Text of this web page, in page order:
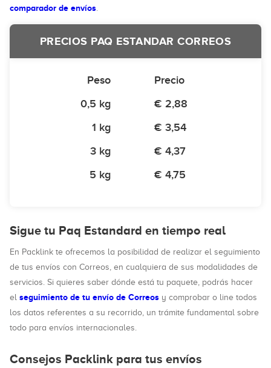
comparador de envíos.
PRECIOS PAQ ESTANDAR CORREOS
Peso
Precio
0,5 kg
€ 2,88
1 kg
€ 3,54
3 kg
€ 4,37
5 kg
€ 4,75
Sigue tu Paq Estandard en tiempo real
En Packlink te ofrecemos la posibilidad de realizar el seguimiento
de tus envíos con Correos, en cualquiera de sus modalidades de
servicios. Si quieres saber dónde está tu paquete, podrás hacer
el seguimiento de tu envío de Correos y comprobar o line todos
los datos referentes a su recorrido, un trámite fundamental sobre
todo para envíos internacionales.
Consejos Packlink para tus envíos